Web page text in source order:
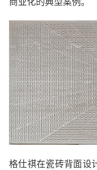
格仕祺在瓷砖背面设